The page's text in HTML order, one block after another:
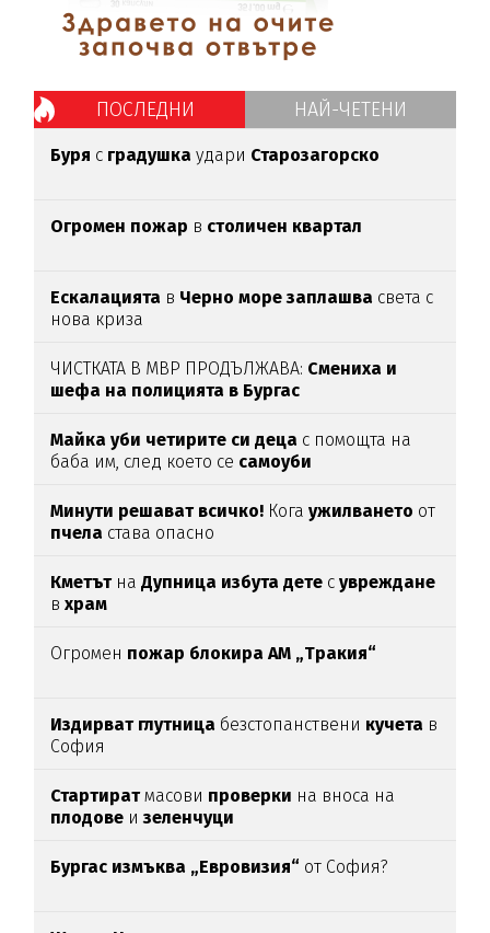
ПОСЛЕДНИ НАЙ-ЧЕТЕНИ
Буря с градушкаудари Старозагорско
Огромен пожар в столичен квартал
Ескалацията в Черно море заплашва света с
нова криза
ЧИСТКАТА В МВР ПРОДЪЛЖАВА: Смениха и
шефа на полицията в Бургас
Майка уби четирите си деца с помощта на
баба им, след което се самоуби
Минути решават всичко! Когаужилването от
пчела става опасно
Кметът наДупница избута дете сувреждане
вхрам
Огромен пожар блокира АМ „Тракия“
Издирват глутница безстопанствени кучета в
София
Стартиратмасови проверки на вноса на
плодове и зеленчуци
Бургас измъква „Евровизия“ от София?